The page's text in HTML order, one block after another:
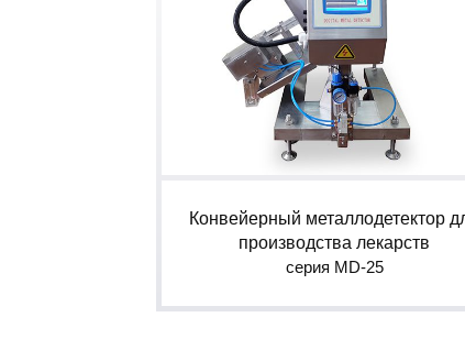
Конвейерный металлодетектор
производства лекарств
серия MD-25